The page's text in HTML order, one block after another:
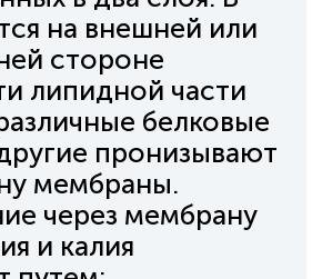
на внешней или
стороне
липидной части
белковые
пронизывают
мембраны.
через мембрану
и калия